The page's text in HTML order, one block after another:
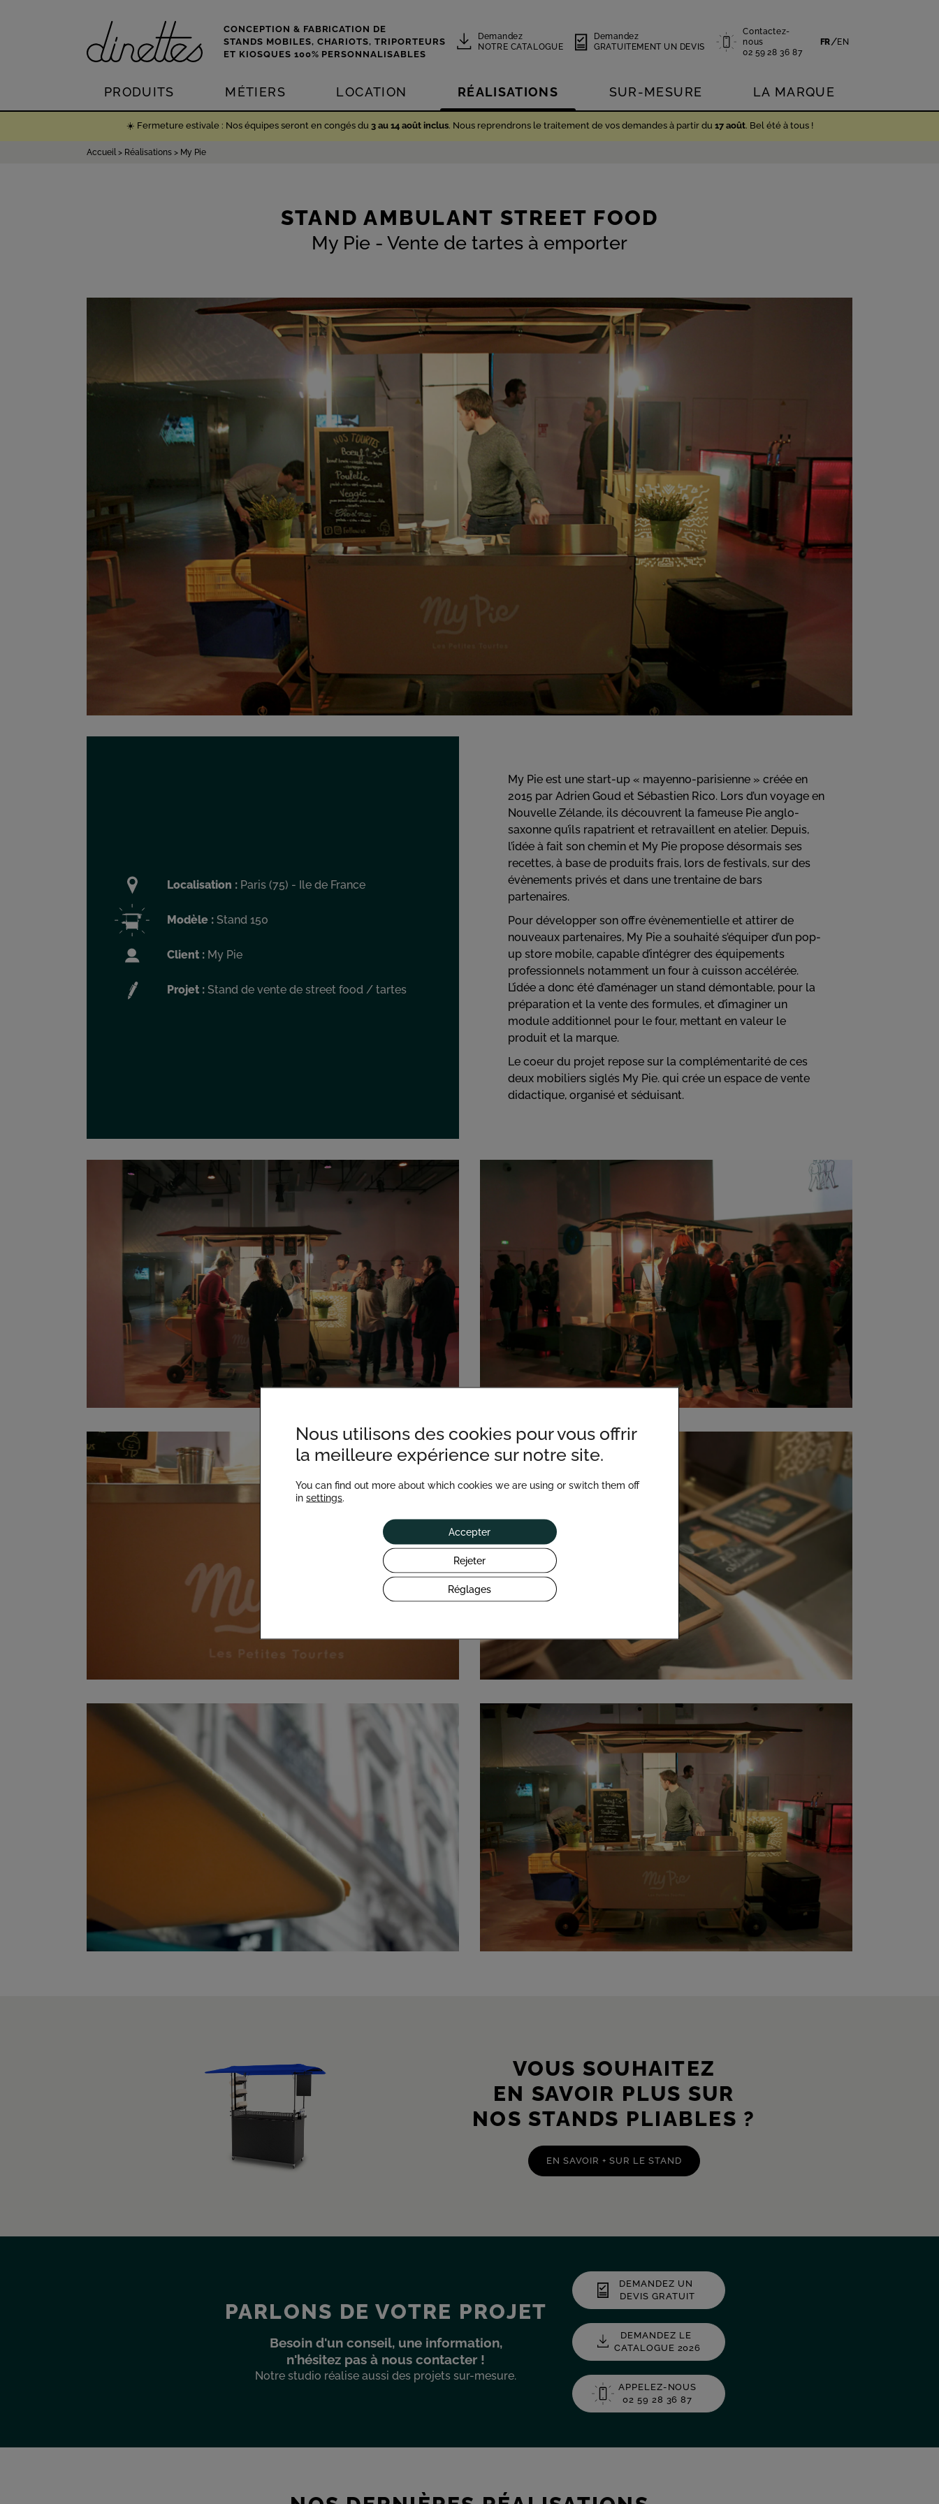
☀️ Fermeture estivale : Nos équipes seront en congés du 3 au 14 août inclus. Nous reprendrons le traitement de vos demandes à partir du 17 août. Bel été à tous !
CONCEPTION & FABRICATION DE
STANDS MOBILES, CHARIOTS, TRIPORTEURS
ET KIOSQUES 100% PERSONNALISABLES
Demandez
NOTRE CATALOGUE
Demandez
GRATUITEMENT UN DEVIS
Contactez-
nous
02 59 28 36 87
FR/EN
PRODUITS MÉTIERS LOCATION RÉALISATIONS SUR-MESURE LA MARQUE
Accueil> Réalisations > My Pie
STAND AMBULANT STREET FOOD
My Pie - Vente de tartes à emporter
Localisation : Paris (75) - Ile de France
Modèle : Stand 150
Client : My Pie
Projet : Stand de vente de street food / tartes
My Pie est une start-up « mayenno-parisienne » créée en
2015 par Adrien Goud et Sébastien Rico. Lors d’un voyage en
Nouvelle Zélande, ils découvrent la fameuse Pie anglo-
saxonne qu’ils rapatrient et retravaillent en atelier. Depuis,
l’idée à fait son chemin et My Pie propose désormais ses
recettes, à base de produits frais, lors de festivals, sur des
évènements privés et dans une trentaine de bars
partenaires.
Pour développer son offre évènementielle et attirer de
nouveaux partenaires, My Pie a souhaité s’équiper d’un pop-
up store mobile, capable d’intégrer des équipements
professionnels notamment un four à cuisson accélérée.
L’idée a donc été d’aménager un stand démontable, pour la
préparation et la vente des formules, et d’imaginer un
module additionnel pour le four, mettant en valeur le
produit et la marque.
Le coeur du projet repose sur la complémentarité de ces
deux mobiliers siglés My Pie. qui crée un espace de vente
didactique, organisé et séduisant.
VOUS SOUHAITEZ
EN SAVOIR PLUS SUR
NOS STANDS PLIABLES ?
EN SAVOIR + SUR LE STAND
PARLONS DE VOTRE PROJET
Besoin d'un conseil, une information,
n'hésitez pas à nous contacter !
Notre studio réalise aussi des projets sur-mesure.
DEMANDEZ UN
DEVIS GRATUIT
DEMANDEZ LE
CATALOGUE 2026
APPELEZ-NOUS
02 59 28 36 87
Nous utilisons des cookies pour vous offrir
la meilleure expérience sur notre site.
You can find out more about which cookies we are using or switch them off
in settings.
Accepter
Rejeter
Réglages